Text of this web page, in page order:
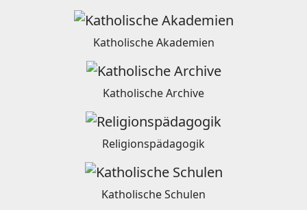
Katholische Akademien
Katholische Archive
Religionspädagogik
Katholische Schulen